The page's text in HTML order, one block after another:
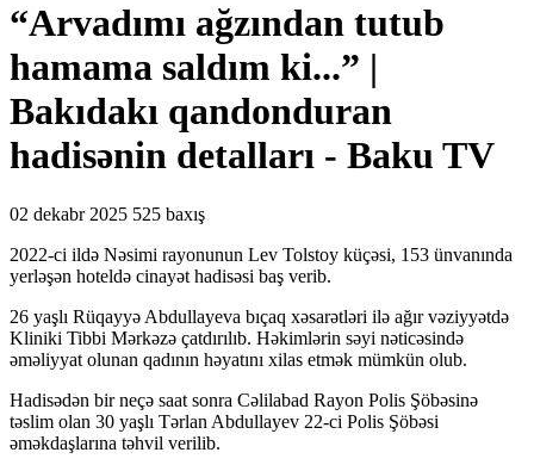
“Arvadımı ağzından tutub
hamama saldım ki...” |
Bakıdakı qandonduran
hadisənin detalları - Baku TV
02 dekabr 2025 525 baxış
2022-ci ildə Nəsimi rayonunun Lev Tolstoy küçəsi, 153 ünvanında
yerləşən hoteldə cinayət hadisəsi baş verib.
26 yaşlı Rüqayyə Abdullayeva bıçaq xəsarətləri ilə ağır vəziyyətdə
Kliniki Tibbi Mərkəzə çatdırılıb. Həkimlərin səyi nəticəsində
əməliyyat olunan qadının həyatını xilas etmək mümkün olub.
Hadisədən bir neçə saat sonra Cəlilabad Rayon Polis Şöbəsinə
təslim olan 30 yaşlı Tərlan Abdullayev 22-ci Polis Şöbəsi
əməkdaşlarına təhvil verilib.